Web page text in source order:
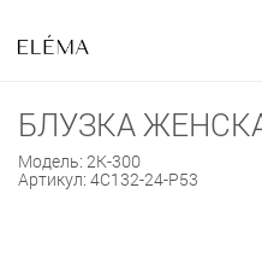
БЛУЗКА
Модель: 2К-300
Артикул: 4С132-24-Р53